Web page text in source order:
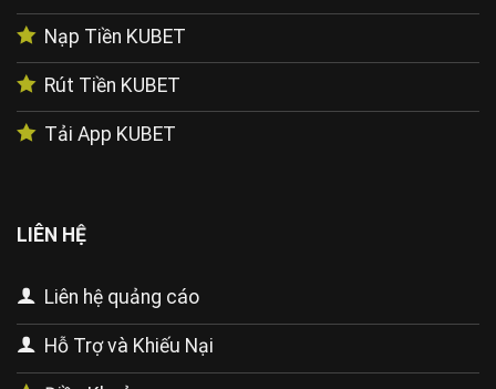
Nạp Tiền KUBET
Rút Tiền KUBET
Tải App KUBET
LIÊN HỆ
Liên hệ quảng cáo
Hỗ Trợ và Khiếu Nại